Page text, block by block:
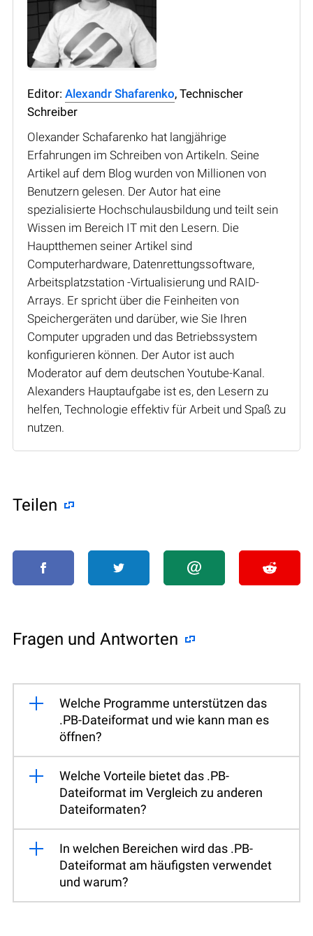
Editor: Alexandr Shafarenko, Technischer
Schreiber
Olexander Schafarenko hat langjährige
Erfahrungen im Schreiben von Artikeln. Seine
Artikel auf dem Blog wurden von Millionen von
Benutzern gelesen. Der Autor hat eine
spezialisierte Hochschulausbildung und teilt sein
Wissen im Bereich IT mit den Lesern. Die
Hauptthemen seiner Artikel sind
Computerhardware, Datenrettungssoftware,
Arbeitsplatzstation -Virtualisierung und RAID-
Arrays. Er spricht über die Feinheiten von
Speichergeräten und darüber, wie Sie Ihren
Computer upgraden und das Betriebssystem
konfigurieren können. Der Autor ist auch
Moderator auf dem deutschen Youtube-Kanal.
Alexanders Hauptaufgabe ist es, den Lesern zu
helfen, Technologie effektiv für Arbeit und Spaß zu
nutzen.
Teilen
Fragen und Antworten
Welche Programme unterstützen das
.PB-Dateiformat und wie kann man es
öffnen?
Welche Vorteile bietet das .PB-
Dateiformat im Vergleich zu anderen
Dateiformaten?
In welchen Bereichen wird das .PB-
Dateiformat am häufigsten verwendet
und warum?